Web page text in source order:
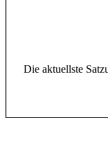
Die aktuellste